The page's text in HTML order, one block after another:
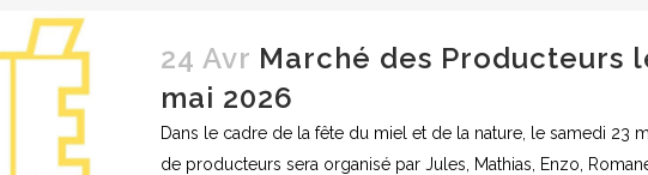
24 Avr Marché des Producteurs
mai 2026
Dans le cadre de la fête du miel et de la nature, le samedi 23
de producteurs sera organisé par Jules, Mathias, Enzo,